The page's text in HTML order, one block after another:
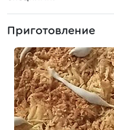
Приготовление